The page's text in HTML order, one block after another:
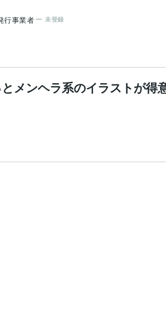
行事業者 未登録
メンヘラ系のイラストが得